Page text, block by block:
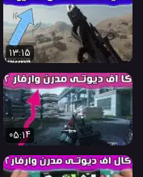
13:15
05:14